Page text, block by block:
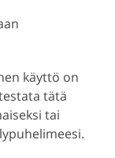
käyttö on
tätä
tai